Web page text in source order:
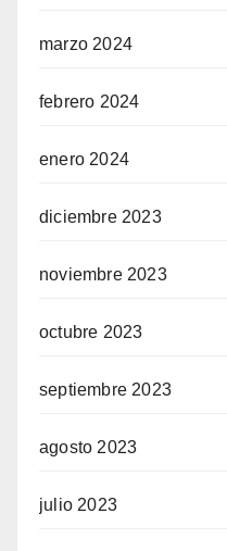
marzo 2024
febrero 2024
enero 2024
diciembre 2023
noviembre 2023
octubre 2023
septiembre 2023
agosto 2023
julio 2023